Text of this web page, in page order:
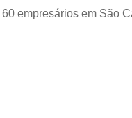
empresários em São